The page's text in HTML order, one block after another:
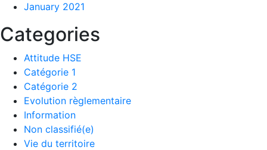
January 2021
Categories
Attitude HSE
Catégorie 1
Catégorie 2
Evolution règlementaire
Information
Non classifié(e)
Vie du territoire